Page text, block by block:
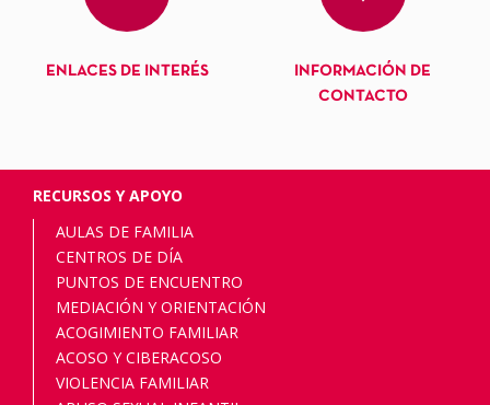
ENLACES DE INTERÉS
INFORMACIÓN DE
CONTACTO
RECURSOS Y APOYO
AULAS DE FAMILIA
CENTROS DE DÍA
PUNTOS DE ENCUENTRO
MEDIACIÓN Y ORIENTACIÓN
ACOGIMIENTO FAMILIAR
ACOSO Y CIBERACOSO
VIOLENCIA FAMILIAR